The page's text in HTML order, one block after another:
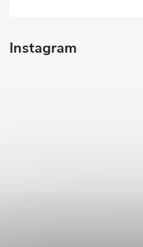
Instagram